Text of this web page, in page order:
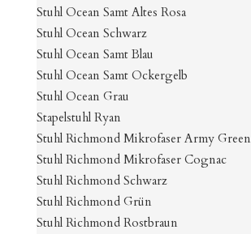
Stuhl Ocean Samt Altes Rosa
Stuhl Ocean Schwarz
Stuhl Ocean Samt Blau
Stuhl Ocean Samt Ockergelb
Stuhl Ocean Grau
Stapelstuhl Ryan
Stuhl Richmond Mikrofaser Army Green
Stuhl Richmond Mikrofaser Cognac
Stuhl Richmond Schwarz
Stuhl Richmond Grün
Stuhl Richmond Rostbraun